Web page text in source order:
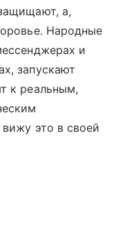
а,
Народные
и
запускают
к реальным,
это в своей